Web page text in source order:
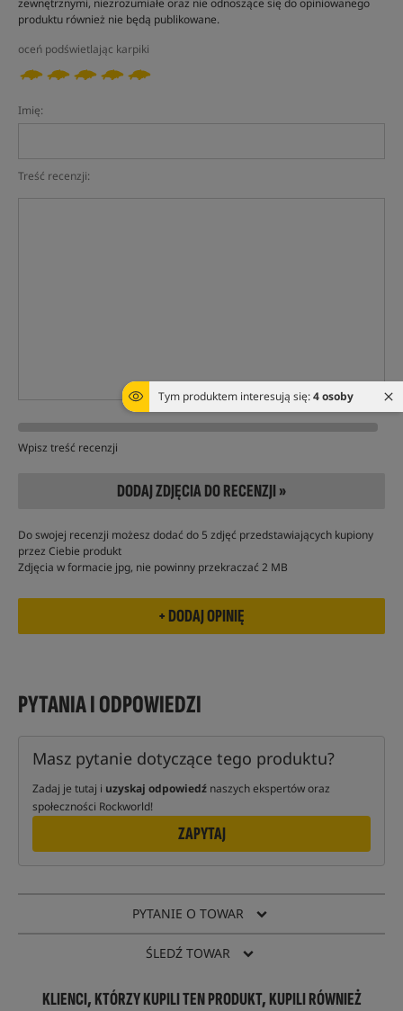
Tym produktem interesują się:4 osoby
produktu również nie będą publikowane.
oceń podświetlając karpiki
Imię:
Treść recenzji:
Wpisz treść recenzji
DODAJ ZDJĘCIA DO RECENZJI »
Do swojej recenzji możesz dodać do 5 zdjęć przedstawiających kupiony
przez Ciebie produkt
Zdjęcia w formacie jpg, nie powinny przekraczać 2 MB
PYTANIA I ODPOWIEDZI
Masz pytanie dotyczące tego produktu?
Zadaj je tutaj i uzyskaj odpowiedź naszych ekspertów oraz
społeczności Rockworld!
ZAPYTAJ
PYTANIE O TOWAR
ŚLEDŹ TOWAR
KLIENCI, KTÓRZY KUPILI TEN PRODUKT, KUPILI RÓWNIEŻ